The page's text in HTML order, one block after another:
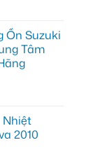
Ồn Suzuki
Tâm
Nhiệt
2010